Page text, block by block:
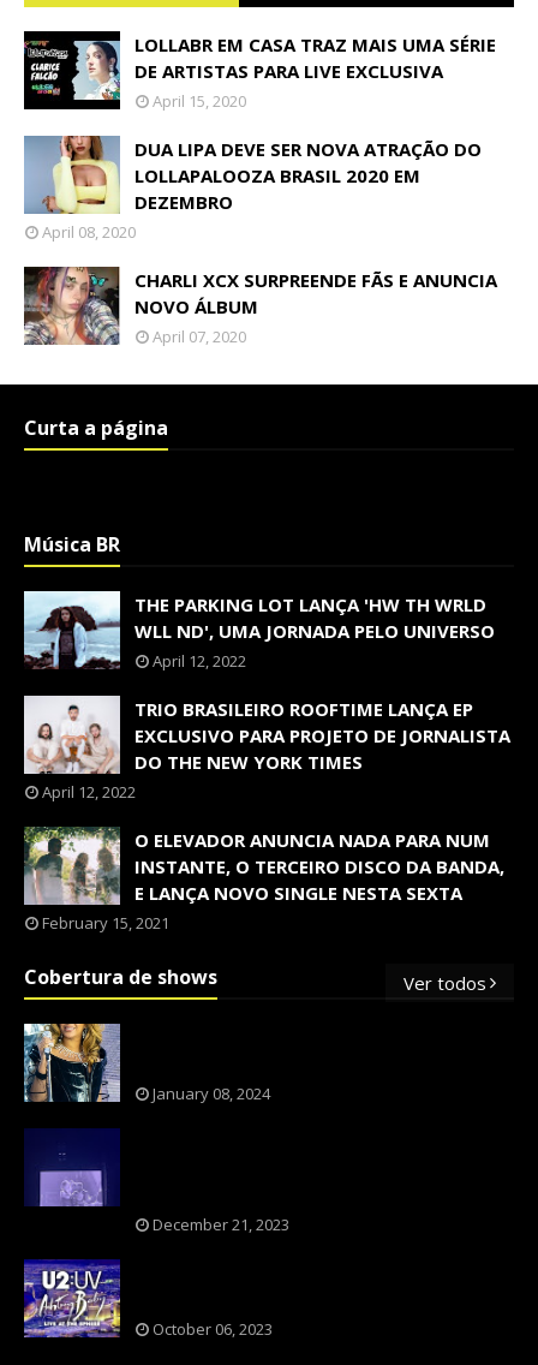
LOLLABR EM CASA TRAZ MAIS UMA SÉRIE
DE ARTISTAS PARA LIVE EXCLUSIVA
April 15, 2020
DUA LIPA DEVE SER NOVA ATRAÇÃO DO
LOLLAPALOOZA BRASIL 2020 EM
DEZEMBRO
April 08, 2020
CHARLI XCX SURPREENDE FÃS E ANUNCIA
NOVO ÁLBUM
April 07, 2020
Curta a página
Música BR
THE PARKING LOT LANÇA 'HW TH WRLD
WLL ND', UMA JORNADA PELO UNIVERSO
April 12, 2022
TRIO BRASILEIRO ROOFTIME LANÇA EP
EXCLUSIVO PARA PROJETO DE JORNALISTA
DO THE NEW YORK TIMES
April 12, 2022
O ELEVADOR ANUNCIA NADA PARA NUM
INSTANTE, O TERCEIRO DISCO DA BANDA,
E LANÇA NOVO SINGLE NESTA SEXTA
February 15, 2021
Cobertura de shows Ver todos
January 08, 2024
December 21, 2023
October 06, 2023